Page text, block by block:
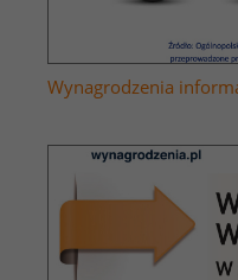
Wynagrodzenia